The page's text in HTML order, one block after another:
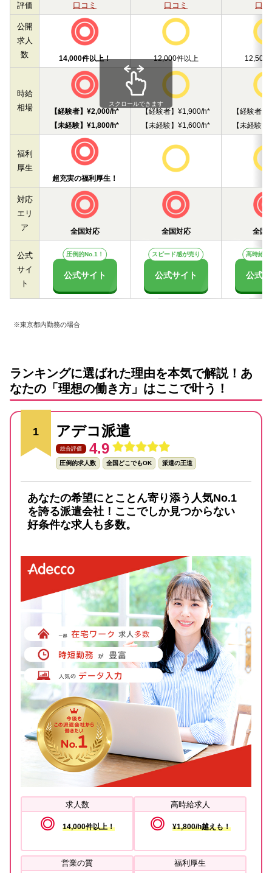
評価 口コミ 口コミ 口
公開
求人
数
14,000件以上！ 12,000件以上 12,500
時給
相場
【経験者】¥2,000/h*
【未経験】¥1,800/h*
【経験者】¥1,900/h*
【未経験】¥1,600/h*
【経験者
【未経験
福利
厚生
超充実の福利厚生！
対応
エリ
ア
全国対応 全国対応 全国
公式
サイ
ト
圧倒的No.1！
公式サイト
スピード感が売り
公式サイト
高時給求
公式
スクロールできます
※東京都内勤務の場合
ランキングに選ばれた理由を本気で解説！あ
なたの「理想の働き方」はここで叶う！
1 アデコ派遣
総合評価 4.9
圧倒的求人数 全国どこでもOK 派遣の王道
あなたの希望にとことん寄り添う人気No.1
を誇る派遣会社！ここでしか見つからない
好条件な求人も多数。
求人数
◎ 14,000件以上！
高時給求人
◎ ¥1,800/h越えも！
営業の質
福利厚生